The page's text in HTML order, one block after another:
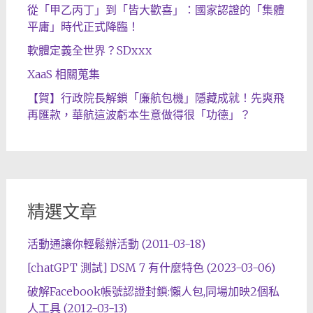
從「甲乙丙丁」到「皆大歡喜」：國家認證的「集體
平庸」時代正式降臨！
軟體定義全世界？SDxxx
XaaS 相關蒐集
【賀】行政院長解鎖「廉航包機」隱藏成就！先爽飛
再匯款，華航這波虧本生意做得很「功德」？
精選文章
活動通讓你輕鬆辦活動 (2011-03-18)
[chatGPT 測試] DSM 7 有什麼特色 (2023-03-06)
破解Facebook帳號認證封鎖:懶人包,同場加映2個私
人工具 (2012-03-13)